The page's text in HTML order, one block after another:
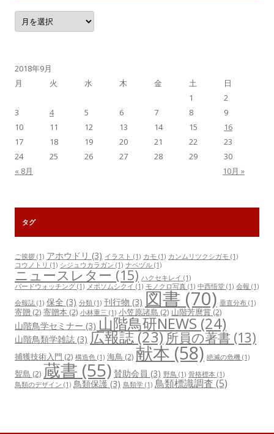
月
別
記
2018年9月
月
火 水 木 金 土
日
1
2
3
4 5 6 7 8
9
10
11 12 13 14 15
16
17
18 19 20 21 22
23
24
25 26 27 28 29
30
« 8月
10月 »
タグ
ご挨拶 (1) アホウドリ (3) イラスト (1) カモ (1) カンムリツクシガモ (1)
コウノトリ (1) シジュウカラガン (1) ナベヅル (1)
ニュースレター (15) ハクセキレイ (1)
バードウォッチング (1) メボソムシクイ (1) モノクロ写真 (1) 中西悟堂 (1) 会報 (1)
会報誌 (1) 保全 (3) 分類 (1) 刊行物 (3) 図書 (70) 垂直分布 (1)
寄贈 (2) 寄贈本 (2) 小林重三 (1) 小笠原諸島 (2) 山階芳麿賞 (2)
山階鳥学セミナー (3) 山階鳥研NEWS (24)
山階鳥類学雑誌 (3) 広報誌(23) 所員の著書 (13)
捕獲技術入門 (2) 構造色 (1) 海鳥 (2) 献本 (58) 絶滅の危機 (1)
聟島 (2) 蔵書 (55) 賛助会員 (3) 野鳥 (1) 骨格標本 (1)
鳥類のデザイン (1) 鳥類保護 (3) 鳥類学 (1) 鳥類標識調査 (5)